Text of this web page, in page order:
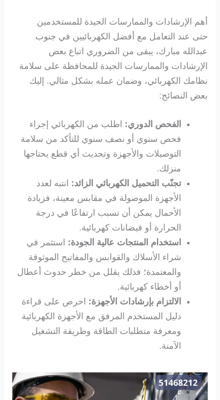
أهم الإرشادات والممارسات الجيدة للمستخدمين
حتى عند التعامل مع أفضل الكهربائيين في جنوب
عبدالله مبارك، يبقى من الضروري اتباع بعض
الإرشادات والممارسات الجيدة للمحافظة على سلامة
نظامك الكهربائي، وضمان عمله بشكل مثالي. إليك
بعض النصائح:
الفحص الدوري: اطلب من الكهربائي إجراء
فحص سنوي أو نصف سنوي للتأكد من سلامة
التوصيلات والأجهزة وتحديث أي قطع يحتاجها
منزلك.
تجنّب التحميل الكهربائي الزائد: انتبه لعدد
الأجهزة الموصولة في مقابس معينة، فزيادة
الأحمال يمكن أن تسبب ارتفاعًا في درجة
الحرارة أو فيضانات كهربائية.
استخدام المنتجات عالية الجودة: استثمر في
شراء الأسلاك والقوابس والمفاتيح الموثوقة
والمعتمدة؛ فذلك يقلل من خطر حدوث أعطال
أو أخطاء كهربائية.
الالتزام بإرشادات الأجهزة: احرص على قراءة
دليل المستخدم المرفق مع الأجهزة الكهربائية
ومعرفة متطلبات الطاقة وطريقة التشغيل
الآمنة.